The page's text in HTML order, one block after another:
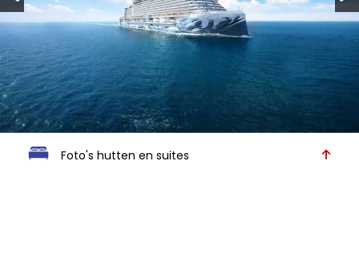
Foto's hutten en suites